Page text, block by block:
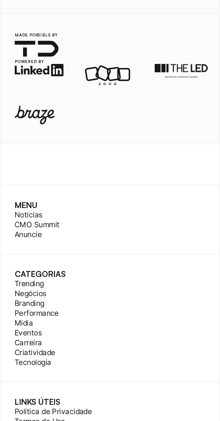
MADE POSSIBLE BY
POWERED BY
MENU
Notícias
CMO Summit
Anuncie
CATEGORIAS
Trending
Negócios
Branding
Performance
Mídia
Eventos
Carreira
Criatividade
Tecnologia
LINKS ÚTEIS
Política de Privacidade